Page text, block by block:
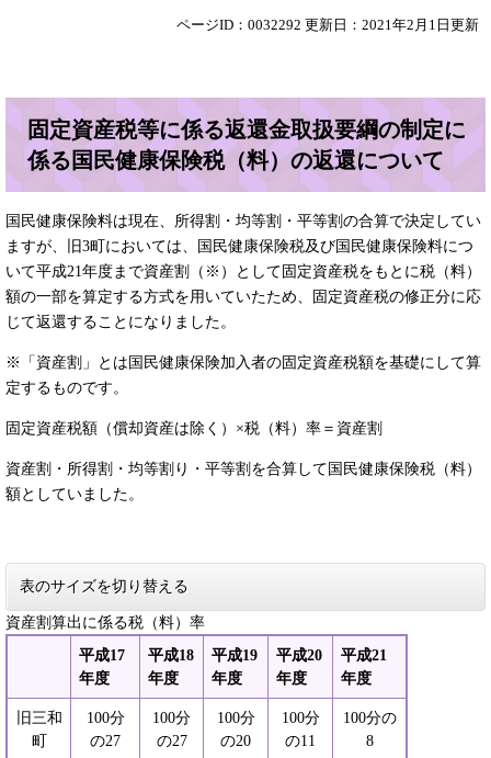
ページID：0032292 更新日：2021年2月1日更新
固定資産税等に係る返還金取扱要綱の制定に
係る国民健康保険税（料）の返還について
国民健康保険料は現在、所得割・均等割・平等割の合算で決定してい
ますが、旧3町においては、国民健康保険税及び国民健康保険料につ
いて平成21年度まで資産割（※）として固定資産税をもとに税（料）
額の一部を算定する方式を用いていたため、固定資産税の修正分に応
じて返還することになりました。
※「資産割」とは国民健康保険加入者の固定資産税額を基礎にして算
定するものです。
固定資産税額（償却資産は除く）×税（料）率＝資産割
資産割・所得割・均等割り・平等割を合算して国民健康保険税（料）
額としていました。
表のサイズを切り替える
資産割算出に係る税（料）率
平成17
年度
平成18
年度
平成19
年度
平成20
年度
平成21
年度
旧三和
町
100分
の27
100分
の27
100分
の20
100分
の11
100分の
8